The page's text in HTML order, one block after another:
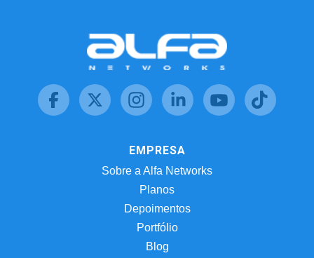
EMPRESA
Sobre a Alfa Networks
Planos
Depoimentos
Portfólio
Blog